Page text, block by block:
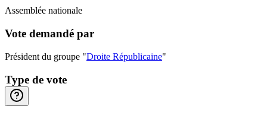
Assemblée nationale
Vote demandé par
Président du groupe "Droite Républicaine"
Type de vote